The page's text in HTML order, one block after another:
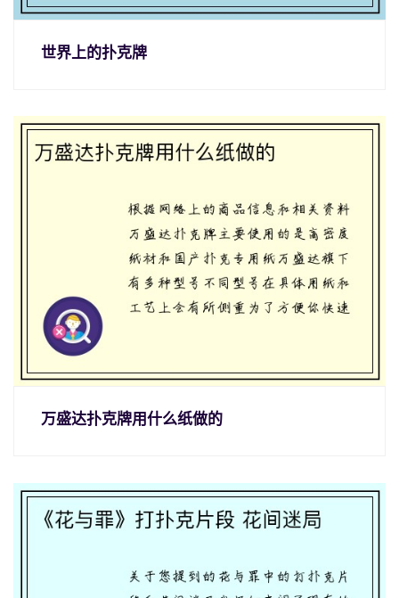
世界上的扑克牌
万盛达扑克牌用什么纸做的